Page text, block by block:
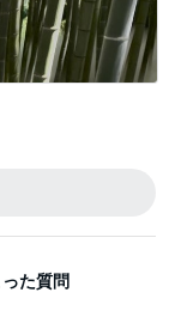
た質問